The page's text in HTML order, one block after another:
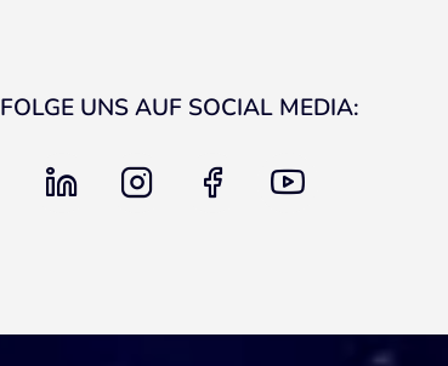
FOLGE UNS AUF SOCIAL MEDIA:
linkedin instagram